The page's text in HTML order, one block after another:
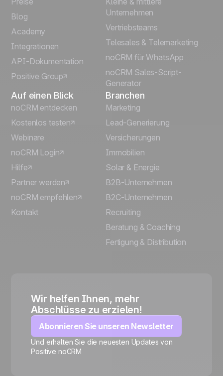
Español
Português
Italiano
Blog
Academy
Integrationen
API-Dokumentation
Positive Group
Unternehmen
Vertriebsteams
Telesales & Telemarketing
noCRM für WhatsApp
noCRM Sales-Script-
Generator
Auf einen Blick
noCRM entdecken
Kostenlos testen
Webinare
noCRM Login
Hilfe
Partner werden
noCRM empfehlen
Kontakt
Branchen
Marketing
Lead-Generierung
Versicherungen
Immobilien
Solar & Energie
B2B-Unternehmen
B2C-Unternehmen
Recruiting
Beratung & Coaching
Fertigung & Distribution
Wir helfen Ihnen, mehr
Abschlüsse zu erzielen!
Abonnieren Sie unseren Newsletter
Und erhalten Sie die neuesten Updates von
Positive noCRM